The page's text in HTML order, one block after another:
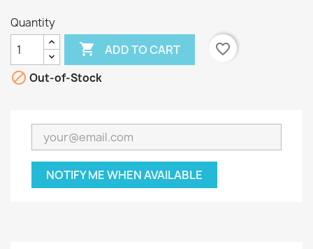
Quantity
 ADD TO CART
favorite_border
 Out-of-Stock
NOTIFY ME WHEN AVAILABLE